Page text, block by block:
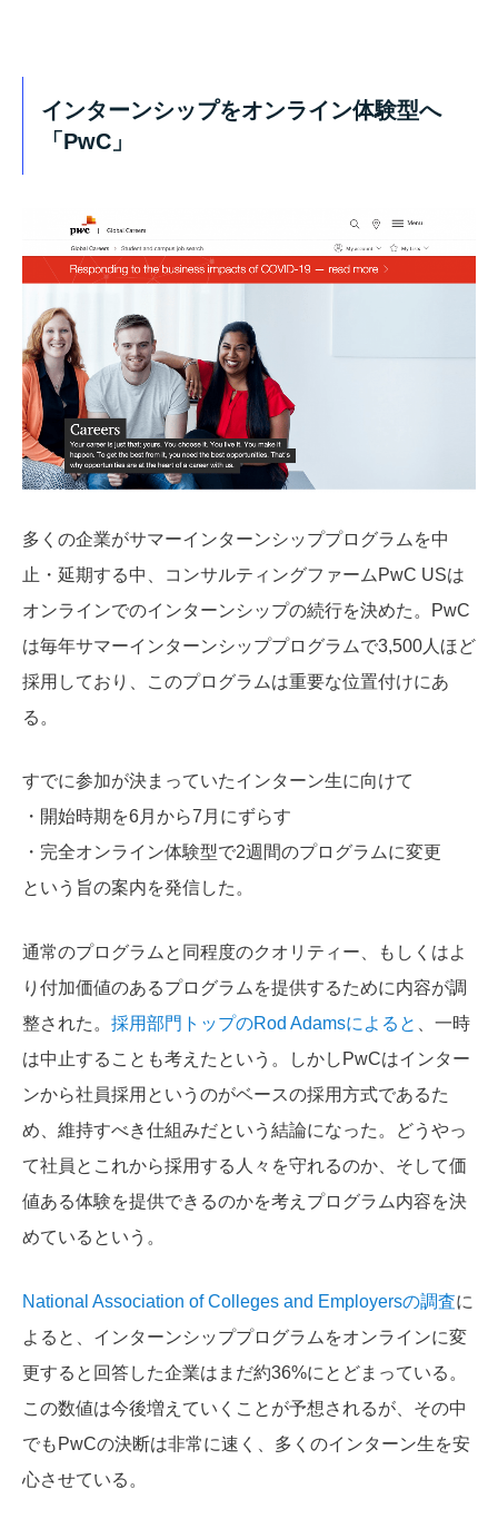
インターンシップをオンライン体験型へ
「PwC」
多くの企業がサマーインターンシッププログラムを中
止・延期する中、コンサルティングファームPwC USは
オンラインでのインターンシップの続行を決めた。PwC
は毎年サマーインターンシッププログラムで3,500人ほど
採用しており、このプログラムは重要な位置付けにあ
る。
すでに参加が決まっていたインターン生に向けて
・開始時期を6月から7月にずらす
・完全オンライン体験型で2週間のプログラムに変更
という旨の案内を発信した。
通常のプログラムと同程度のクオリティー、もしくはよ
り付加価値のあるプログラムを提供するために内容が調
整された。 採用部門トップのRod Adamsによると
、一時
は中止することも考えたという。しかしPwCはインター
ンから社員採用というのがベースの採用方式であるた
め、維持すべき仕組みだという結論になった。どうやっ
て社員とこれから採用する人々を守れるのか、そして価
値ある体験を提供できるのかを考えプログラム内容を決
めているという。
National Association of Colleges and Employersの調査に
よると、インターンシッププログラムをオンラインに変
更すると回答した企業はまだ約36%にとどまっている。
この数値は今後増えていくことが予想されるが、その中
でもPwCの決断は非常に速く、多くのインターン生を安
心させている。